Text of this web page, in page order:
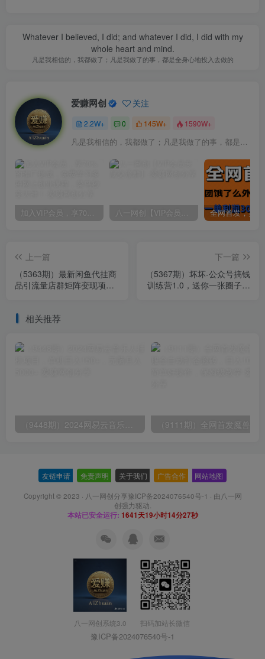
Whatever I believed, I did; and whatever I did, I did with my
whole heart and mind.
凡是我相信的，我都做了；凡是我做了的事，都是全身心地投入去做的
爱赚网创 关注
2.2W+ 0 145W+ 1590W+
凡是我相信的，我都做了；凡是我做了的事，都是全身心地投入去做的
加入VIP会员，享70%的推广提成，免费学习多种网上创业课程，菜鸟秒变大神！ 八一网创【VIP会员专属交流群】
上一篇
（5363期）最新闲鱼代挂商
品引流量店群矩阵变现项
下一篇
（5367期）坏坏-公众号搞钱
训练营1.0，送你一张圈子的
相关推荐
友链申请 免责声明 关于我们 广告合作 网站地图
Copyright © 2023 · 八一网创分享豫ICP备2024076540号-1 · 由八一网
创强力驱动.
本站已安全运行: 1641天19小时14分27秒
八一网创系统3.0 扫码加站长微信
豫ICP备2024076540号-1